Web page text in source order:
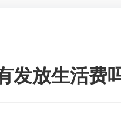
发放生活费